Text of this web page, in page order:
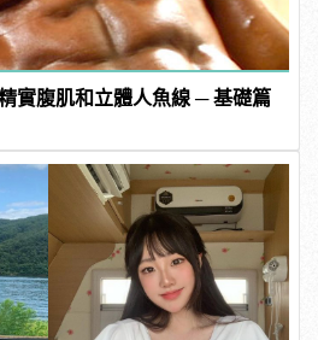
實腹肌和立體人魚線 ─ 基礎篇